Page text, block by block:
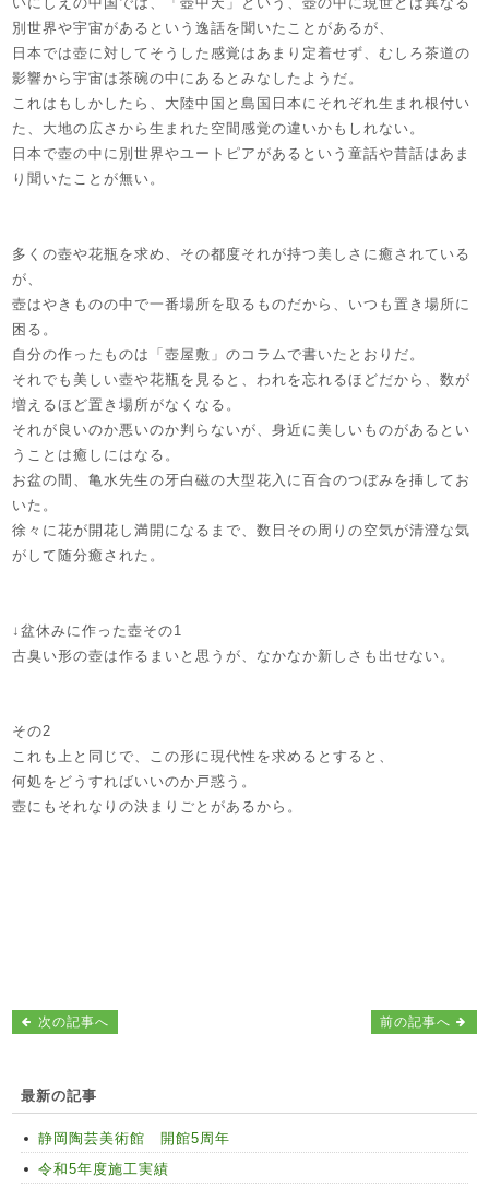
別世界や宇宙があるという逸話を聞いたことがあるが、
日本では壺に対してそうした感覚はあまり定着せず、むしろ茶道の
影響から宇宙は茶碗の中にあるとみなしたようだ。
これはもしかしたら、大陸中国と島国日本にそれぞれ生まれ根付い
た、大地の広さから生まれた空間感覚の違いかもしれない。
日本で壺の中に別世界やユートピアがあるという童話や昔話はあま
り聞いたことが無い。
多くの壺や花瓶を求め、その都度それが持つ美しさに癒されている
が、
壺はやきものの中で一番場所を取るものだから、いつも置き場所に
困る。
自分の作ったものは「壺屋敷」のコラムで書いたとおりだ。
それでも美しい壺や花瓶を見ると、われを忘れるほどだから、数が
増えるほど置き場所がなくなる。
それが良いのか悪いのか判らないが、身近に美しいものがあるとい
うことは癒しにはなる。
お盆の間、亀水先生の牙白磁の大型花入に百合のつぼみを挿してお
いた。
徐々に花が開花し満開になるまで、数日その周りの空気が清澄な気
がして随分癒された。
↓盆休みに作った壺その1
古臭い形の壺は作るまいと思うが、なかなか新しさも出せない。
その2
これも上と同じで、この形に現代性を求めるとすると、
何処をどうすればいいのか戸惑う。
壺にもそれなりの決まりごとがあるから。
前の記事へ
次の記事へ
最新の記事
静岡陶芸美術館 開館5周年
令和5年度施工実績